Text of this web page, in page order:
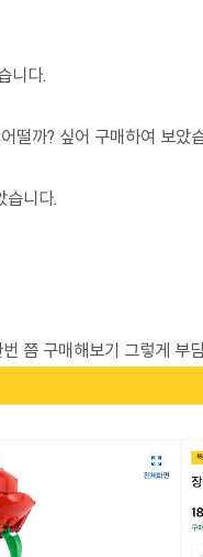
니다.
떨까? 싶어 구매하여 보았
습니다.
쯤 구매해보기 그렇게 부